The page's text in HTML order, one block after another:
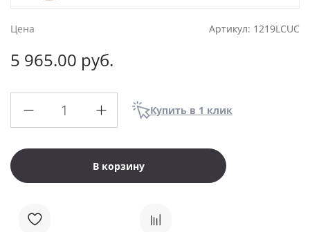
Цена Артикул: 1219LCUC
5 965.00 руб.
В корзину
Купить в 1 клик